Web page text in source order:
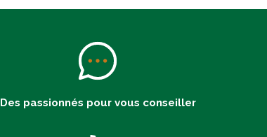
Des passionnés pour vous conseiller